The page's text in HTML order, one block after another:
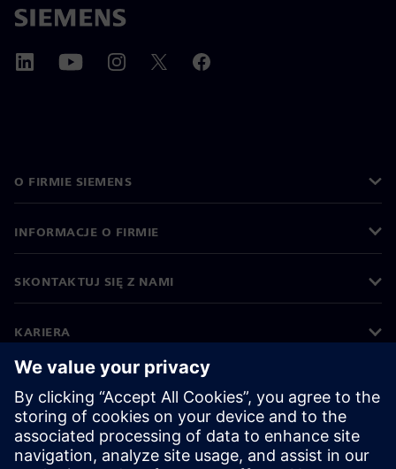
O FIRMIE SIEMENS
INFORMACJE O FIRMIE
SKONTAKTUJ SIĘ Z NAMI
KARIERA
©Siemens 2026
Informacje korporacyjne